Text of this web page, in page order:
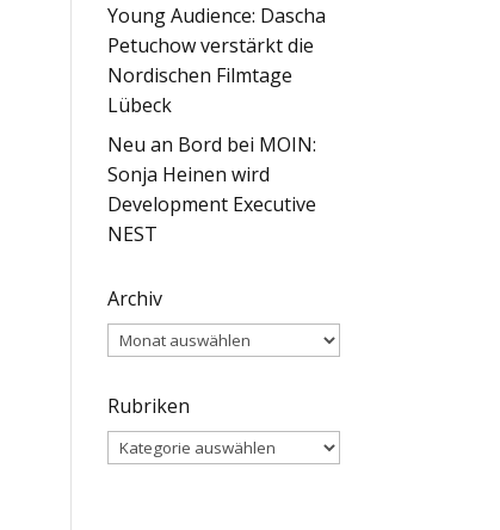
Young Audience: Dascha
Petuchow verstärkt die
Nordischen Filmtage
Lübeck
Neu an Bord bei MOIN:
Sonja Heinen wird
Development Executive
NEST
Archiv
Archiv
Rubriken
Rubriken